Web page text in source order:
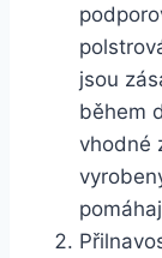
jsou
během
vhodné